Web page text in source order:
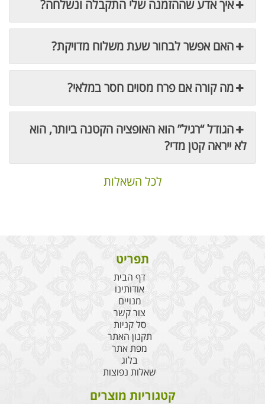
איך אדע שההזמנה שלי התקבלה ונשלחה?
האם אפשר לבחור שעת משלוח מדויקת?
מה קורה אם פרח מסוים חסר במלאי?
הגודל “רגיל” הוא האופציה הקטנה ביותר, הוא
לא ייראה קטן מדי?
לכל השאלות
תפריט
דף הבית
אודותינו
מנויים
צור קשר
סל קניות
תקנון האתר
מפת אתר
בלוג
שאלות נפוצות
קטגוריות מוצרים